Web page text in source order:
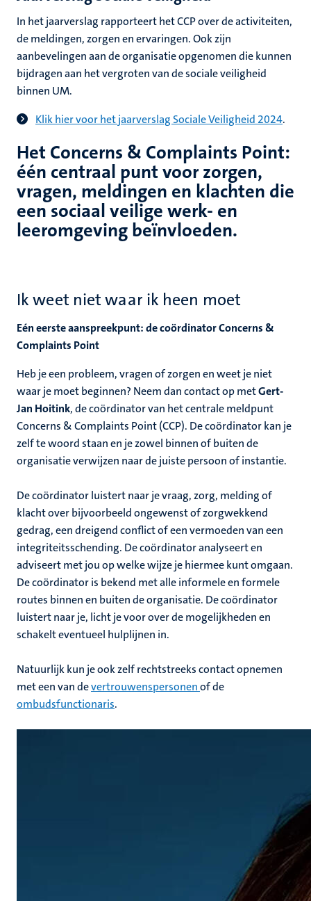
In het jaarverslag rapporteert het CCP over de activiteiten,
de meldingen, zorgen en ervaringen. Ook zijn
aanbevelingen aan de organisatie opgenomen die kunnen
bijdragen aan het vergroten van de sociale veiligheid
binnen UM.
Klik hier voor het jaarverslag Sociale Veiligheid 2024.
Het Concerns & Complaints Point:
één centraal punt voor zorgen,
vragen, meldingen en klachten die
een sociaal veilige werk- en
leeromgeving beïnvloeden.
Ik weet niet waar ik heen moet
Eén eerste aanspreekpunt: de coördinator Concerns &
Complaints Point
Heb je een probleem, vragen of zorgen en weet je niet
waar je moet beginnen? Neem dan contact op metGert-
Jan Hoitink, de coördinator van het centrale meldpunt
Concerns & Complaints Point (CCP). De coördinator kan je
zelf te woord staan en je zowel binnen of buiten de
organisatie verwijzen naar de juiste persoon of instantie.
De coördinator luistert naar je vraag, zorg, melding of
klacht over bijvoorbeeld ongewenst of zorgwekkend
gedrag, een dreigend conflict of een vermoeden van een
integriteitsschending. De coördinator analyseert en
adviseert met jou op welke wijze je hiermee kunt omgaan.
De coördinator is bekend met alle informele en formele
routes binnen en buiten de organisatie. De coördinator
luistert naar je, licht je voor over de mogelijkheden en
schakelt eventueel hulplijnen in.
Natuurlijk kun je ook zelf rechtstreeks contact opnemen
met een van devertrouwenspersonenof de
ombudsfunctionaris.